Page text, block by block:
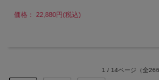
価格： 22,880円(税込)
1 / 14ページ （全